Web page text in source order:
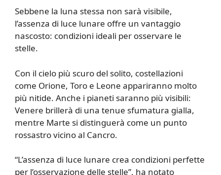
Sebbene la luna stessa non sarà visibile,
l’assenza di luce lunare offre un vantaggio
nascosto: condizioni ideali per osservare le
stelle.
Con il cielo più scuro del solito, costellazioni
come Orione, Toro e Leone appariranno molto
più nitide. Anche i pianeti saranno più visibili:
Venere brillerà di una tenue sfumatura gialla,
mentre Marte si distinguerà come un punto
rossastro vicino al Cancro.
“L’assenza di luce lunare crea condizioni perfette
per l’osservazione delle stelle”, ha notato